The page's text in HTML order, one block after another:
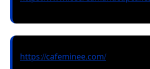
https://cafeminee.com/